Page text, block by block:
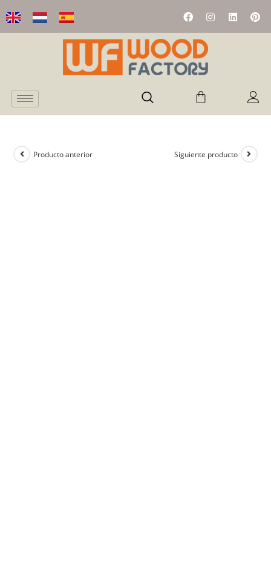
Producto anterior Siguiente producto